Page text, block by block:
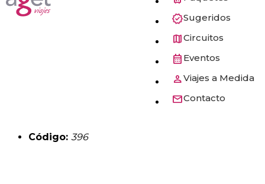
Sugeridos
Circuitos
Eventos
Viajes a Medida
Contacto
Código: 396